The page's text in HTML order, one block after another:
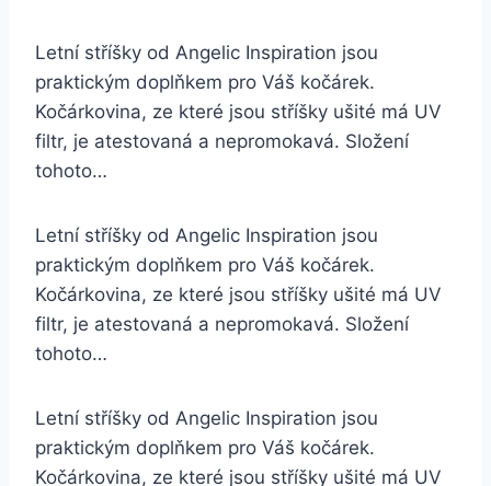
Letní stříšky od Angelic Inspiration jsou
praktickým doplňkem pro Váš kočárek.
Kočárkovina, ze které jsou stříšky ušité má UV
filtr, je atestovaná a nepromokavá. Složení
tohoto…
Letní stříšky od Angelic Inspiration jsou
praktickým doplňkem pro Váš kočárek.
Kočárkovina, ze které jsou stříšky ušité má UV
filtr, je atestovaná a nepromokavá. Složení
tohoto…
Letní stříšky od Angelic Inspiration jsou
praktickým doplňkem pro Váš kočárek.
Kočárkovina, ze které jsou stříšky ušité má UV